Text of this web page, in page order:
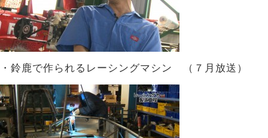
・鈴鹿で作られるレーシングマシン （７月放送）